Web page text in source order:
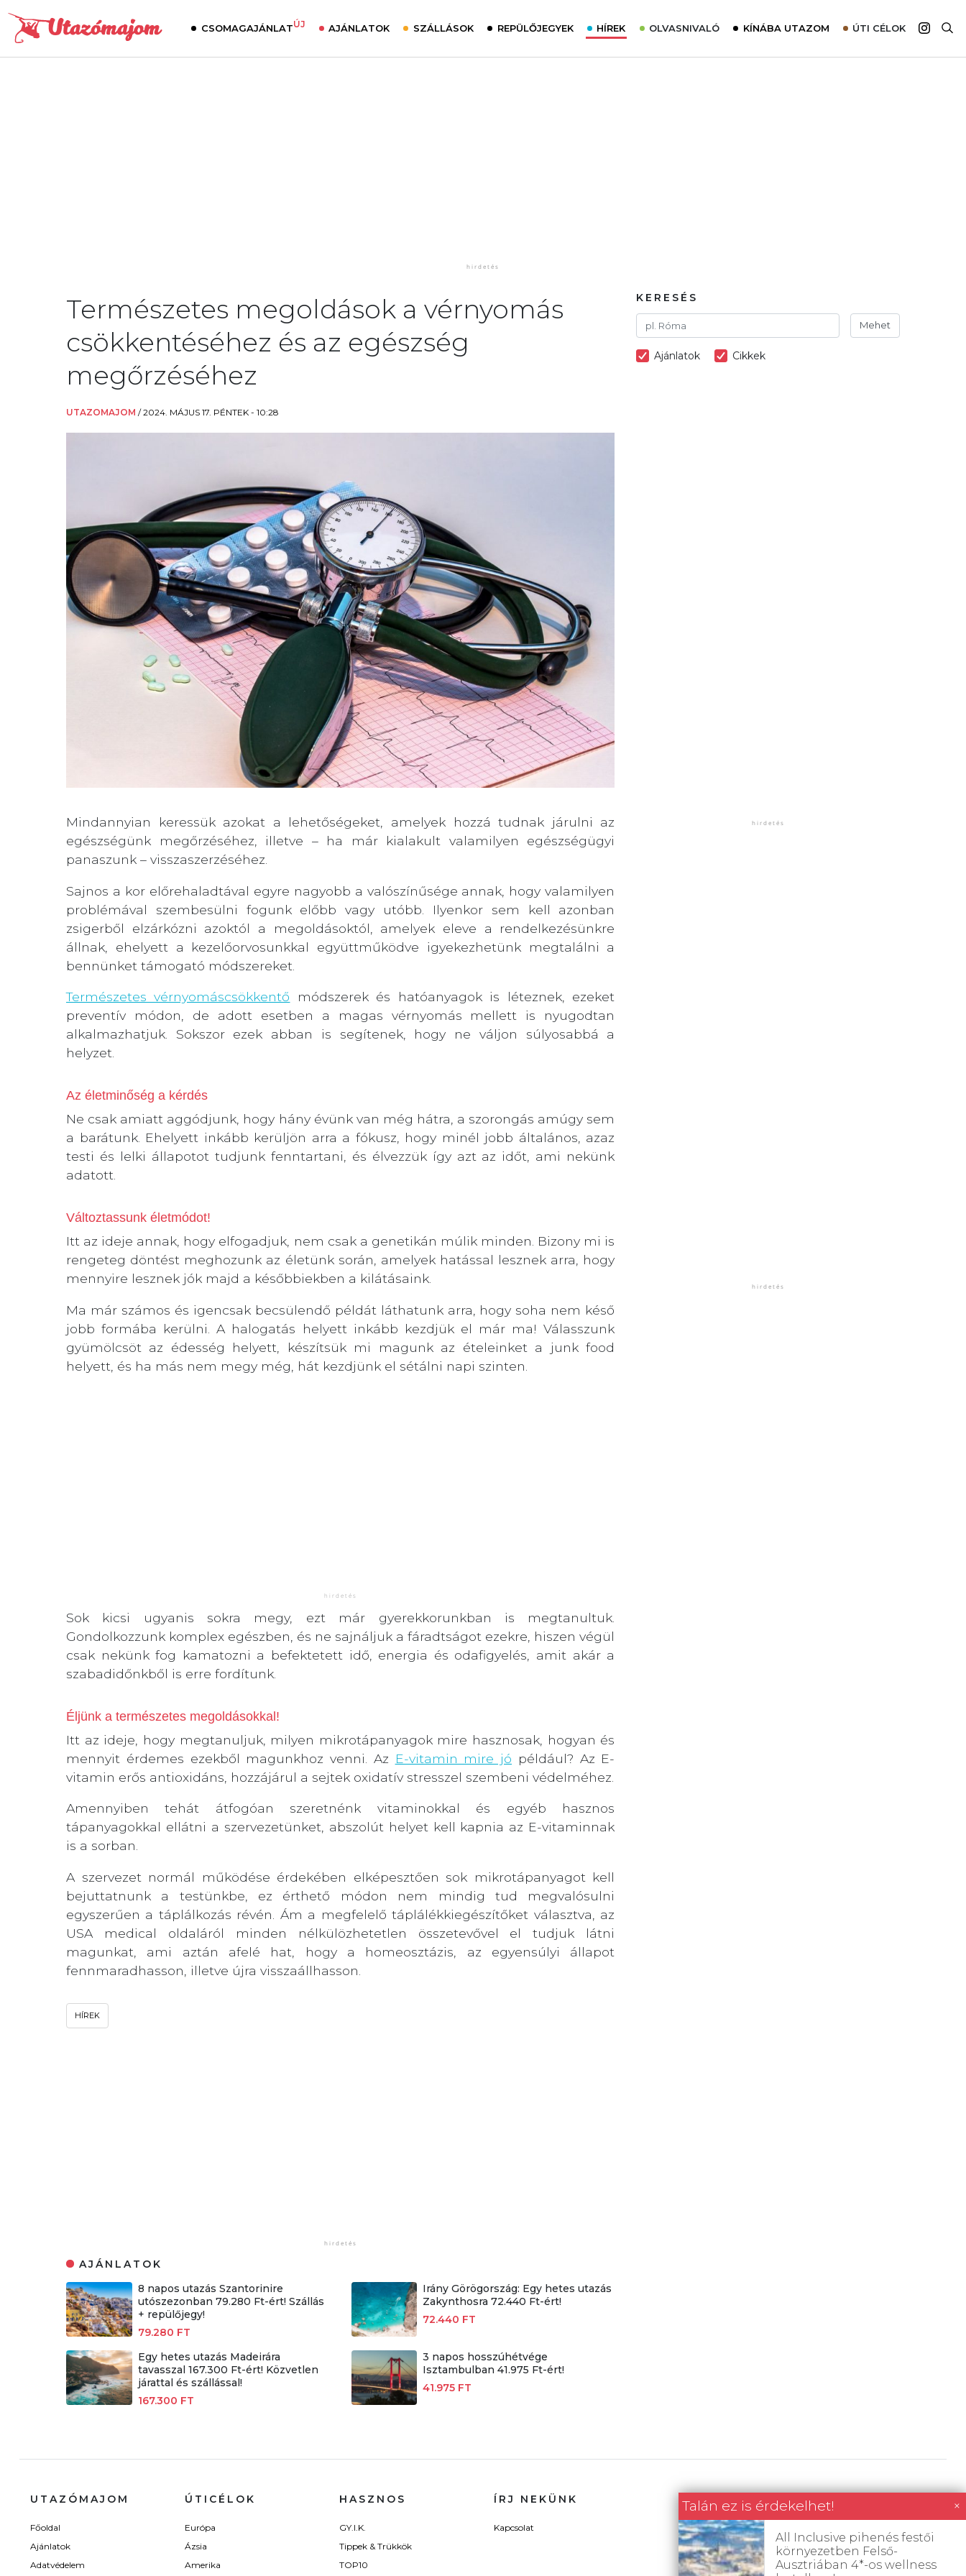
CSOMAGAJÁNLATÚJ AJÁNLATOK SZÁLLÁSOK REPÜLŐJEGYEK HÍREK OLVASNIVALÓ KÍNÁBA UTAZOM ÚTI CÉLOK
Természetes megoldások a vérnyomás
csökkentéséhez és az egészség
megőrzéséhez
UTAZOMAJOM /2024. MÁJUS 17. PÉNTEK - 10:28
Mindannyian keressük azokat a lehetőségeket, amelyek hozzá tudnak járulni az
egészségünk megőrzéséhez, illetve – ha már kialakult valamilyen egészségügyi
panaszunk – visszaszerzéséhez.
Sajnos a kor előrehaladtával egyre nagyobb a valószínűsége annak, hogy valamilyen
problémával szembesülni fogunk előbb vagy utóbb. Ilyenkor sem kell azonban
zsigerből elzárkózni azoktól a megoldásoktól, amelyek eleve a rendelkezésünkre
állnak, ehelyett a kezelőorvosunkkal együttműködve igyekezhetünk megtalálni a
bennünket támogató módszereket.
Természetes vérnyomáscsökkentő módszerek és hatóanyagok is léteznek, ezeket
preventív módon, de adott esetben a magas vérnyomás mellett is nyugodtan
alkalmazhatjuk. Sokszor ezek abban is segítenek, hogy ne váljon súlyosabbá a
helyzet.
Az életminőség a kérdés
Ne csak amiatt aggódjunk, hogy hány évünk van még hátra, a szorongás amúgy sem
a barátunk. Ehelyett inkább kerüljön arra a fókusz, hogy minél jobb általános, azaz
testi és lelki állapotot tudjunk fenntartani, és élvezzük így azt az időt, ami nekünk
adatott.
Változtassunk életmódot!
Itt az ideje annak, hogy elfogadjuk, nem csak a genetikán múlik minden. Bizony mi is
rengeteg döntést meghozunk az életünk során, amelyek hatással lesznek arra, hogy
mennyire lesznek jók majd a későbbiekben a kilátásaink.
Ma már számos és igencsak becsülendő példát láthatunk arra, hogy soha nem késő
jobb formába kerülni. A halogatás helyett inkább kezdjük el már ma! Válasszunk
gyümölcsöt az édesség helyett, készítsük mi magunk az ételeinket a junk food
helyett, és ha más nem megy még, hát kezdjünk el sétálni napi szinten.
Sok kicsi ugyanis sokra megy, ezt már gyerekkorunkban is megtanultuk.
Gondolkozzunk komplex egészben, és ne sajnáljuk a fáradtságot ezekre, hiszen végül
csak nekünk fog kamatozni a befektetett idő, energia és odafigyelés, amit akár a
szabadidőnkből is erre fordítunk.
Éljünk a természetes megoldásokkal!
Itt az ideje, hogy megtanuljuk, milyen mikrotápanyagok mire hasznosak, hogyan és
mennyit érdemes ezekből magunkhoz venni. Az E-vitamin mire jó például? Az E-
vitamin erős antioxidáns, hozzájárul a sejtek oxidatív stresszel szembeni védelméhez.
Amennyiben tehát átfogóan szeretnénk vitaminokkal és egyéb hasznos
tápanyagokkal ellátni a szervezetünket, abszolút helyet kell kapnia az E-vitaminnak
is a sorban.
A szervezet normál működése érdekében elképesztően sok mikrotápanyagot kell
bejuttatnunk a testünkbe, ez érthető módon nem mindig tud megvalósulni
egyszerűen a táplálkozás révén. Ám a megfelelő táplálékkiegészítőket választva, az
USA medical oldaláról minden nélkülözhetetlen összetevővel el tudjuk látni
magunkat, ami aztán afelé hat, hogy a homeosztázis, az egyensúlyi állapot
fennmaradhasson, illetve újra visszaállhasson.
Talán ez is érdekelhet! ×
All Inclusive pihenés festői
környezetben Felső-
Ausztriában 4*-os wellness
HÍREK
AJÁNLATOK
8 napos utazás Szantorinire
utószezonban 79.280 Ft-ért! Szállás
+ repülőjegy!
79.280 FT
Irány Görögország: Egy hetes utazás
Zakynthosra 72.440 Ft-ért!
72.440 FT
Egy hetes utazás Madeirára
tavasszal 167.300 Ft-ért! Közvetlen
járattal és szállással!
167.300 FT
3 napos hosszúhétvége
Isztambulban 41.975 Ft-ért!
41.975 FT
KERESÉS
Mehet
Ajánlatok Cikkek
UTAZÓMAJOM
Főoldal
Ajánlatok
Adatvédelem
ÚTICÉLOK
Európa
Ázsia
Amerika
HASZNOS
GY.I.K.
Tippek & Trükkök
TOP10
ÍRJ NEKÜNK
Kapcsolat